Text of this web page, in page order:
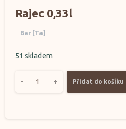
Rajec 0,33l
Bar [Ta]
51 skladem
- + Přidat do košíku